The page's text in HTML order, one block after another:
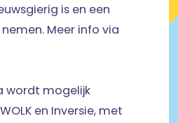
is en een
Meer info via
wordt mogelijk
en Inversie, met